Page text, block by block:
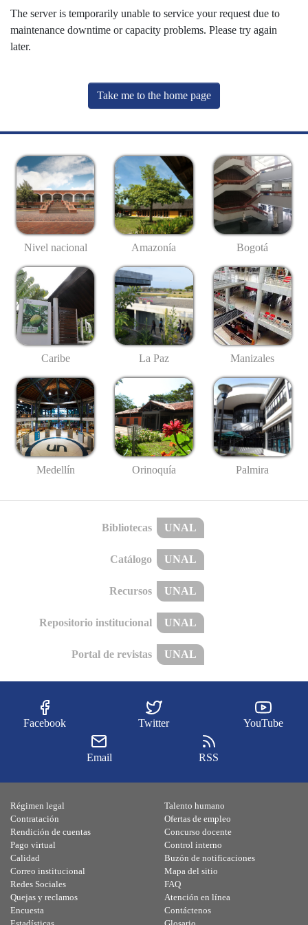
The server is temporarily unable to service your request due to
maintenance downtime or capacity problems. Please try again
later.
Take me to the home page
Nivel nacional Amazonía Bogotá
Caribe La Paz Manizales
Medellín Orinoquía Palmira
Bibliotecas UNAL
Catálogo UNAL
Recursos UNAL
Repositorio institucional UNAL
Portal de revistas UNAL
Facebook Twitter YouTube
Email RSS
Régimen legal
Contratación
Rendición de cuentas
Pago virtual
Calidad
Talento humano
Ofertas de empleo
Concurso docente
Control interno
Buzón de notificaciones
Correo institucional
Redes Sociales
Quejas y reclamos
Encuesta
Mapa del sitio
FAQ
Atención en línea
Contáctenos